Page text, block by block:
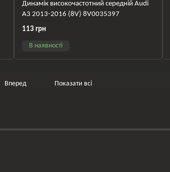
Динамік високочастотний середній Audi
A3 2013-2016 (8V) 8V0035397
113 грн
В наявності
Вперед Показати всі